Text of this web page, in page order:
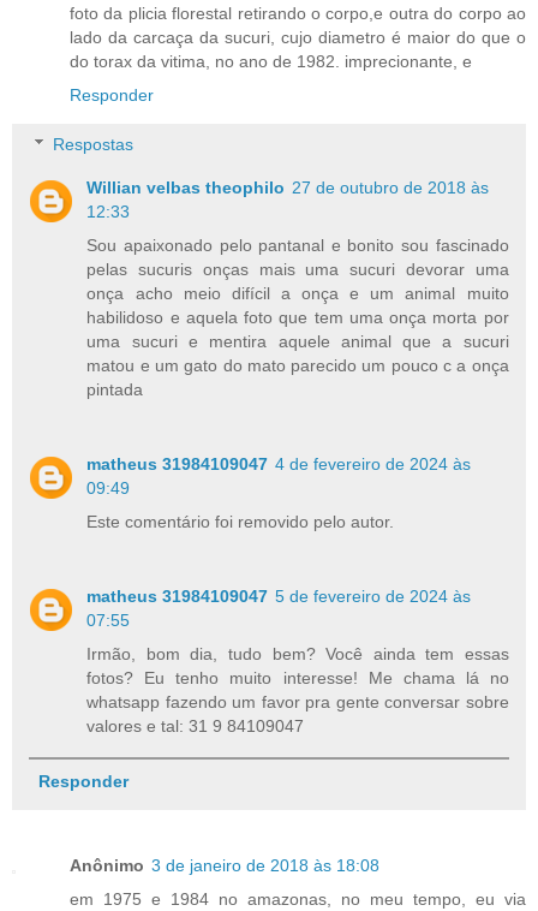
foto da plicia florestal retirando o corpo,e outra do corpo ao
lado da carcaça da sucuri, cujo diametro é maior do que o
do torax da vitima, no ano de 1982. imprecionante, e
Responder
Respostas
Willian velbas theophilo 27 de outubro de 2018 às
12:33
Sou apaixonado pelo pantanal e bonito sou fascinado
pelas sucuris onças mais uma sucuri devorar uma
onça acho meio difícil a onça e um animal muito
habilidoso e aquela foto que tem uma onça morta por
uma sucuri e mentira aquele animal que a sucuri
matou e um gato do mato parecido um pouco c a onça
pintada
matheus 31984109047 4 de fevereiro de 2024 às
09:49
Este comentário foi removido pelo autor.
matheus 31984109047 5 de fevereiro de 2024 às
07:55
Irmão, bom dia, tudo bem? Você ainda tem essas
fotos? Eu tenho muito interesse! Me chama lá no
whatsapp fazendo um favor pra gente conversar sobre
valores e tal: 31 9 84109047
Responder
Anônimo 3 de janeiro de 2018 às 18:08
em 1975 e 1984 no amazonas, no meu tempo, eu via